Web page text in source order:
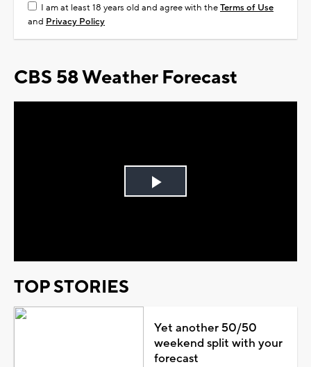
I am at least 18 years old and agree with theTerms of Use
and Privacy Policy
CBS 58 Weather Forecast
Play
TOP STORIES
Yet another 50/50
weekend split with your
forecast